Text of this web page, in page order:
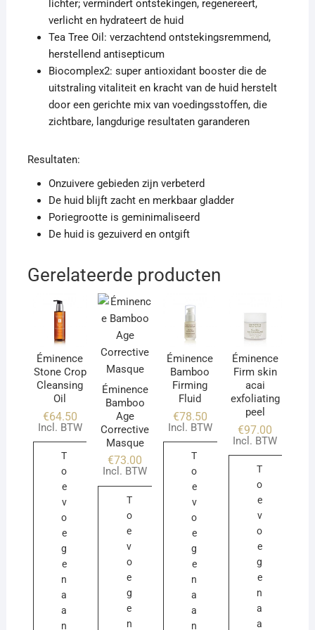
lichter; vermindert ontstekingen, regenereert,
verlicht en hydrateert de huid
Tea Tree Oil: verzachtend ontstekingsremmend,
herstellend antisepticum
Biocomplex2: super antioxidant booster die de
uitstraling vitaliteit en kracht van de huid herstelt
door een gerichte mix van voedingsstoffen, die
zichtbare, langdurige resultaten garanderen
Resultaten:
Onzuivere gebieden zijn verbeterd
De huid blijft zacht en merkbaar gladder
Poriegrootte is geminimaliseerd
De huid is gezuiverd en ontgift
Gerelateerde producten
Éminence
Stone Crop
Cleansing
Oil
€64.50
Incl. BTW
T
o
e
v
o
e
g
e
n
a
a
n
Éminence
Bamboo
Age
Corrective
Masque
€73.00
Incl. BTW
T
o
e
v
o
e
g
e
n
Éminence
Bamboo
Firming
Fluid
€78.50
Incl. BTW
T
o
e
v
o
e
g
e
n
a
a
n
Éminence
Firm skin
acai
exfoliating
peel
€97.00
Incl. BTW
T
o
e
v
o
e
g
e
n
a
a